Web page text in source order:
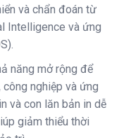
và chẩn đoán từ
Intelligence và ứng
năng mở rộng để
nghiệp và ứng
và con lăn bản in dễ
giảm thiểu thời